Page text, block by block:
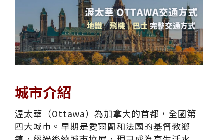
城市介紹
渥太華（Ottawa）為加拿大的首都，全國第
四大城市。早期是愛爾蘭和法國的基督教鄉